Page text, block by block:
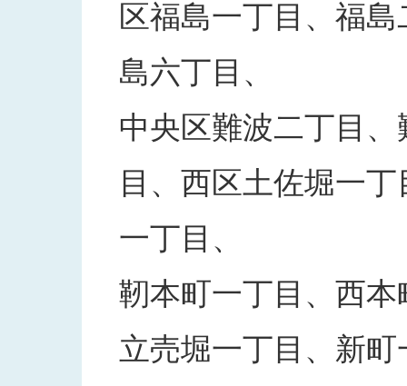
区福島一丁目、福
島六丁目、
中央区難波二丁目
目、西区土佐堀一
一丁目、
靭本町一丁目、西
立売堀一丁目、新町